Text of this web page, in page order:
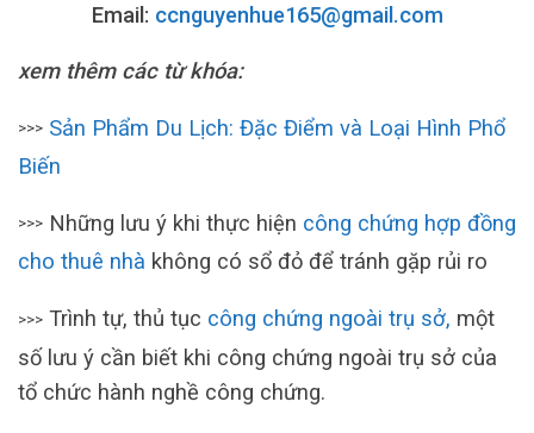
Email: ccnguyenhue165@gmail.com
xem thêm các từ khóa:
>>> Sản Phẩm Du Lịch: Đặc Điểm và Loại Hình Phổ
Biến
>>> Những lưu ý khi thực hiện công chứng hợp đồng
cho thuê nhà không có sổ đỏ để tránh gặp rủi ro
>>> Trình tự, thủ tục công chứng ngoài trụ sở, một
số lưu ý cần biết khi công chứng ngoài trụ sở của
tổ chức hành nghề công chứng.